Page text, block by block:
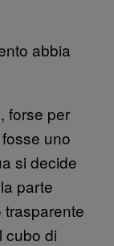
abbia
forse per
uno
si decide
parte
cubo di